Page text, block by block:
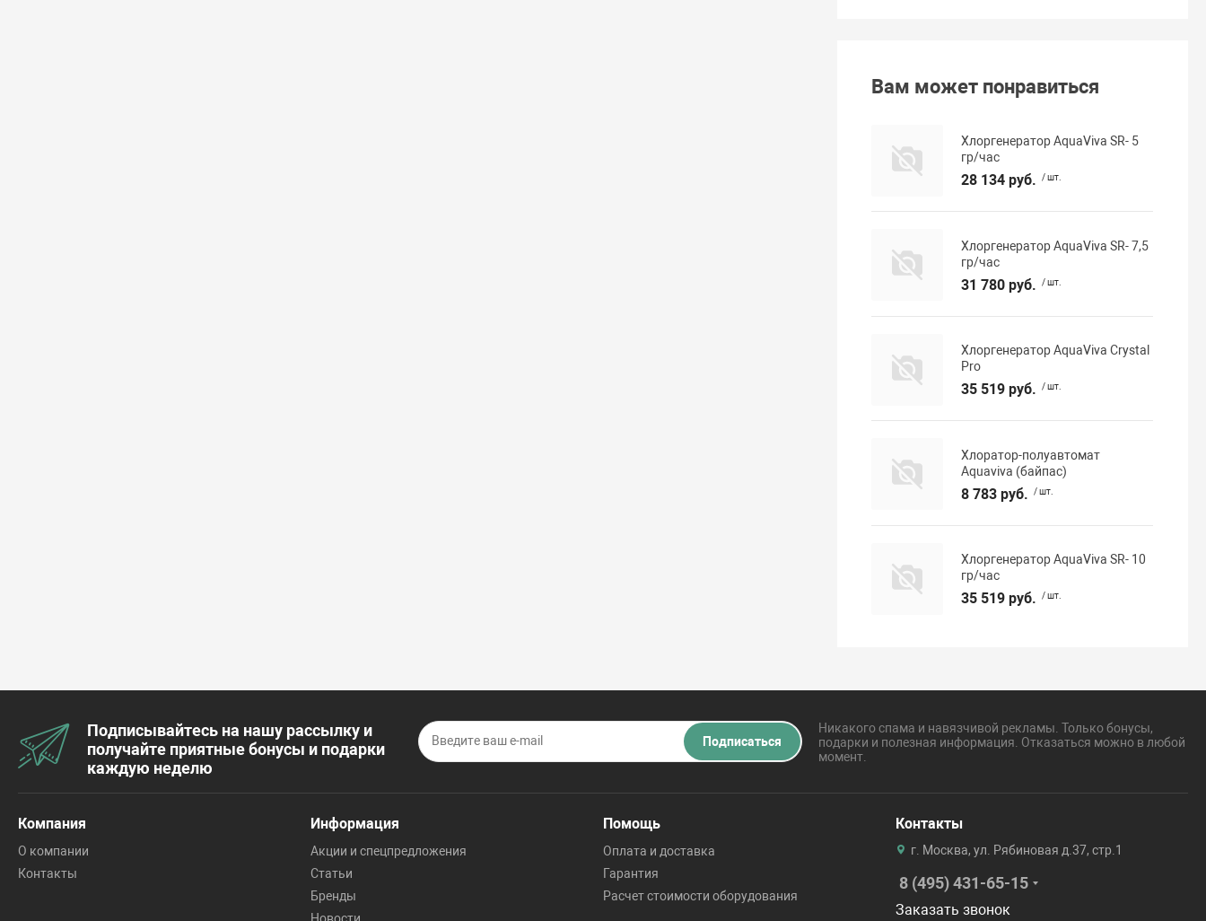
Вам может понравиться
Хлоргенератор AquaViva SR- 5
гр/час
28 134 руб. / шт.
Хлоргенератор AquaViva SR- 7,5
гр/час
31 780 руб. / шт.
Хлоргенератор AquaViva Crystal
Pro
35 519 руб. / шт.
Хлоратор-полуавтомат
Aquaviva (байпас)
8 783 руб. / шт.
Хлоргенератор AquaViva SR- 10
гр/час
35 519 руб. / шт.
Подписывайтесь на нашу рассылку и
получайте приятные бонусы и подарки
каждую неделю
Подписаться
Никакого спама и навязчивой рекламы. Только бонусы,
подарки и полезная информация. Отказаться можно в любой
момент.
Компания
О компании
Контакты
Информация
Акции и спецпредложения
Статьи
Бренды
Помощь
Оплата и доставка
Гарантия
Расчет стоимости оборудования
Контакты
г. Москва, ул. Рябиновая д.37, стр.1
8 (495) 431-65-15
Заказать звонок